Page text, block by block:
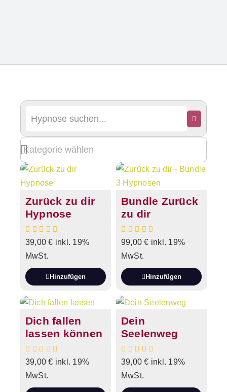
Zurück zu dir
Hypnose
39,00€ inkl. 19%
MwSt.
Hinzufügen
Bundle Zurück
zu dir
99,00€ inkl. 19%
MwSt.
Hinzufügen
Dich fallen
lassen können
39,00€ inkl. 19%
MwSt.
Dein
Seelenweg
39,00€ inkl. 19%
MwSt.